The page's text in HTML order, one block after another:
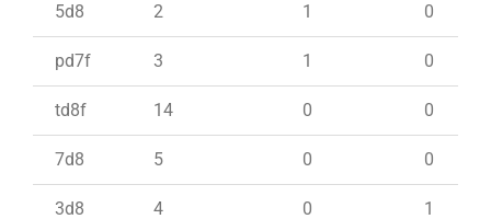
5d8 2 1 0
pd7f 3 1 0
td8f 14 0 0
7d8 5 0 0
3d8 4 0 1